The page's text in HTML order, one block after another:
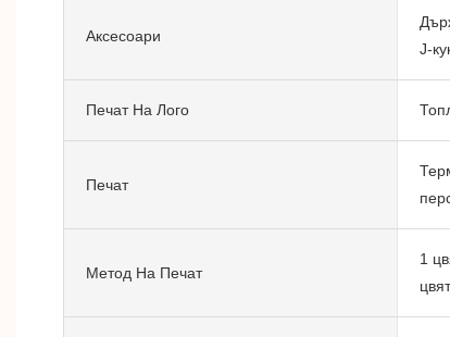
Аксесоари
J-
Печат На Лого
Печат
Метод На Печат
1